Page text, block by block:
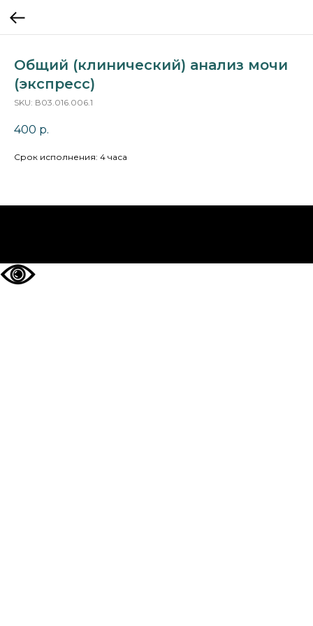
Общий (клинический) анализ мочи
(экспресс)
SKU: В03.016.006.1
400 р.
Срок исполнения: 4 часа